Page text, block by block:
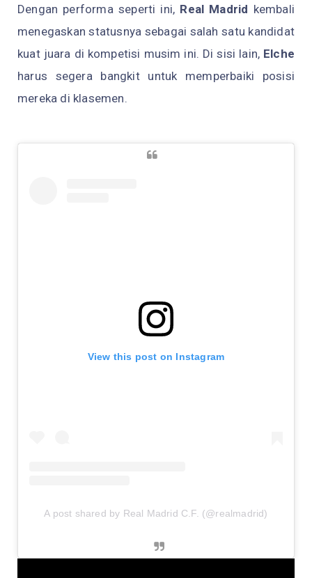
Dengan performa seperti ini, Real Madrid kembali
menegaskan statusnya sebagai salah satu kandidat
kuat juara di kompetisi musim ini. Di sisi lain, Elche
harus segera bangkit untuk memperbaiki posisi
mereka di klasemen.
View this post on Instagram
A post shared by Real Madrid C.F. (@realmadrid)